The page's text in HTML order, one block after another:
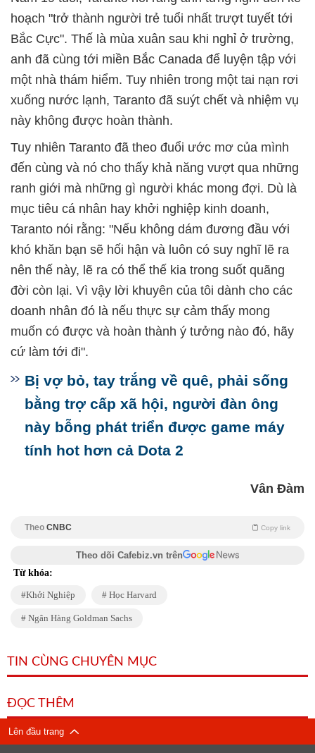
hoạch "trở thành người trẻ tuổi nhất trượt tuyết tới
Bắc Cực". Thế là mùa xuân sau khi nghỉ ở trường,
anh đã cùng tới miền Bắc Canada để luyện tập với
một nhà thám hiểm. Tuy nhiên trong một tai nạn rơi
xuống nước lạnh, Taranto đã suýt chết và nhiệm vụ
này không được hoàn thành.
Tuy nhiên Taranto đã theo đuổi ước mơ của mình
đến cùng và nó cho thấy khả năng vượt qua những
ranh giới mà những gì người khác mong đợi. Dù là
mục tiêu cá nhân hay khởi nghiệp kinh doanh,
Taranto nói rằng: "Nếu không dám đương đầu với
khó khăn bạn sẽ hối hận và luôn có suy nghĩ lẽ ra
nên thế này, lẽ ra có thể thế kia trong suốt quãng
đời còn lại. Vì vậy lời khuyên của tôi dành cho các
doanh nhân đó là nếu thực sự cảm thấy mong
muốn có được và hoàn thành ý tưởng nào đó, hãy
cứ làm tới đi".
Bị vợ bỏ, tay trắng về quê, phải sống
bằng trợ cấp xã hội, người đàn ông
này bỗng phát triển được game máy
tính hot hơn cả Dota 2
Vân Đàm
Theo CNBC Copy link
Theo dõi Cafebiz.vn trên
Từ khóa:
Khởi Nghiệp Học Harvard
Ngân Hàng Goldman Sachs
TIN CÙNG CHUYÊN MỤC
ĐỌC THÊM
Lên đầu trang